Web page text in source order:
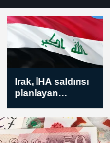
Euro Kaç TL?
Güncel EUR/TL
Ağustos 2026)